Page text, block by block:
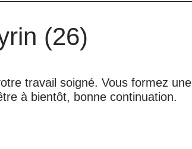
(26)
travail soigné. Vous formez une
à bientôt, bonne continuation.